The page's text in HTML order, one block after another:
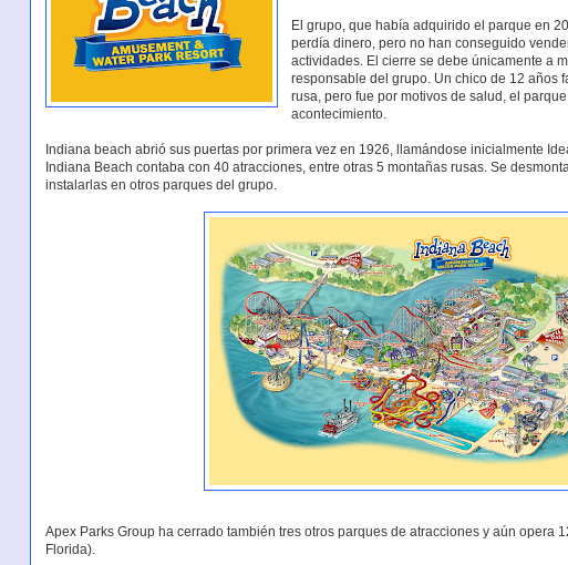
El grupo, que había adquirido el parque en
perdía dinero, pero no han conseguido
actividades. El cierre se debe únicamente a
responsable del grupo. Un chico de 12 años
rusa, pero fue por motivos de salud, el
acontecimiento.
Indiana beach abrió sus puertas por primera vez en 1926, llamándose inicialmente
Indiana Beach contaba con 40 atracciones, entre otras 5 montañas rusas. Se
instalarlas en otros parques del grupo.
Apex Parks Group ha cerrado también tres otros parques de atracciones y aún opera
Florida).